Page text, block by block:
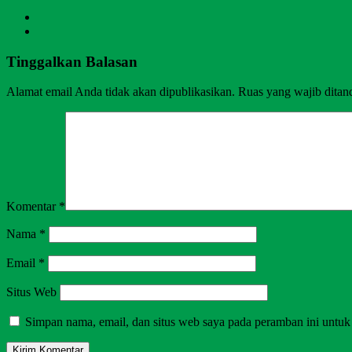
Tinggalkan Balasan
Alamat email Anda tidak akan dipublikasikan. Ruas yang wajib
Komentar *
Nama *
Email *
Situs Web
Simpan nama, email, dan situs web saya pada peramban ini